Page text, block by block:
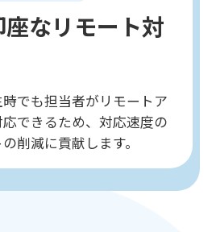
なリモート対
でも担当者がリモートア
できるため、対応速度の
削減に貢献します。